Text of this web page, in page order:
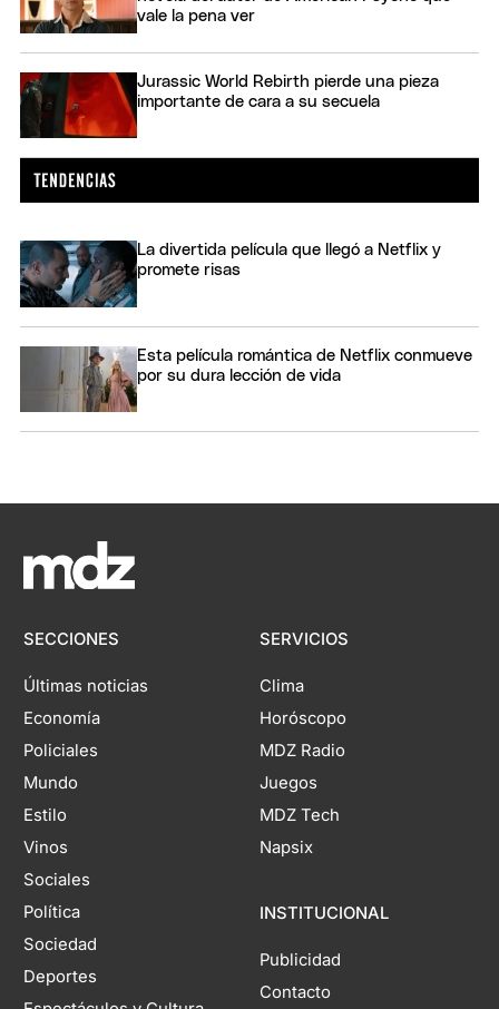
vale la pena ver
Jurassic World Rebirth pierde una pieza
importante de cara a su secuela
La divertida película que llegó a Netflix y
promete risas
Esta película romántica de Netflix conmueve
por su dura lección de vida
SECCIONES
Últimas noticias
Economía
Policiales
Mundo
Estilo
Vinos
Sociales
Política
Sociedad
Deportes
SERVICIOS
Clima
Horóscopo
MDZ Radio
Juegos
MDZ Tech
Napsix
INSTITUCIONAL
Publicidad
Contacto